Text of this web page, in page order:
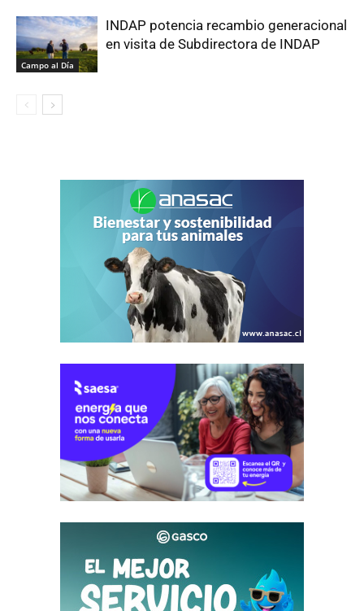
Campo al Día
INDAP potencia recambio generacional
en visita de Subdirectora de INDAP